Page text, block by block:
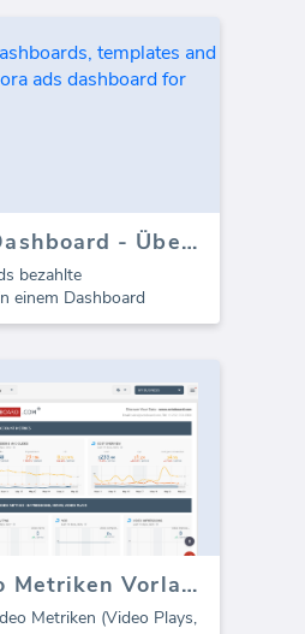
Tiktok Ads Dashboard - Übersicht
bezahlte
einem Dashboard
AdRoll Video Metriken Vorlage (Bericht)
Metriken (Video Plays,